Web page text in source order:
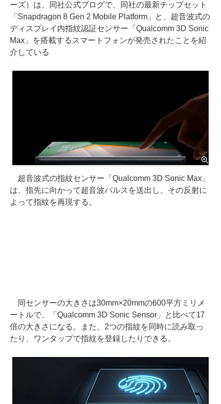
ーズ）は、同社公式ブログで、同社の最新チップセット
「Snapdragon 8 Gen 2 Mobile Platform」と、超音波式の
ディスプレイ内指紋認証センサー「Qualcomm 3D Sonic
Max」を搭載するスマートフォンが発売されたことを紹
介している
超音波式の指紋センサー「Qualcomm 3D Sonic Max」
は、指先に向かって超音波パルスを送出し、その反射に
よって指紋を再現する。
同センサーの大きさは30mm×20mmの600平方ミリメ
ートルで、「Qualcomm 3D Sonic Sensor」と比べて17
倍の大きさになる。また、2つの指紋を同時に読み取っ
たり、ワンタップで指紋を登録したりできる。